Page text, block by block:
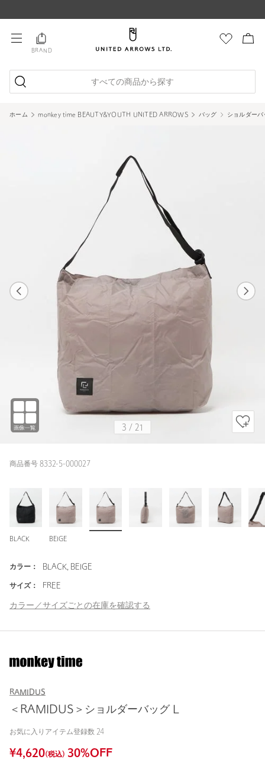
BRAND
すべての商品から探す
ホーム monkey time BEAUTY&YOUTH UNITED ARROWS バッグ ショルダーバ
3 / 21
商品番号 8332-5-000027
BLACK BEIGE
カラー： BLACK, BEIGE
サイズ： FREE
カラー／サイズごとの在庫を確認する
RAMIDUS
＜RAMIDUS＞ショルダーバッグ L
お気に入りアイテム登録数 24
¥4,620(税込) 30%OFF
BLACK
1